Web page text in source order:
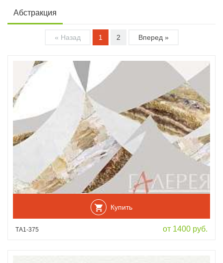
Абстракция
« Назад 1 2 Вперед »
Купить
ТА1-375 от 1400 руб.